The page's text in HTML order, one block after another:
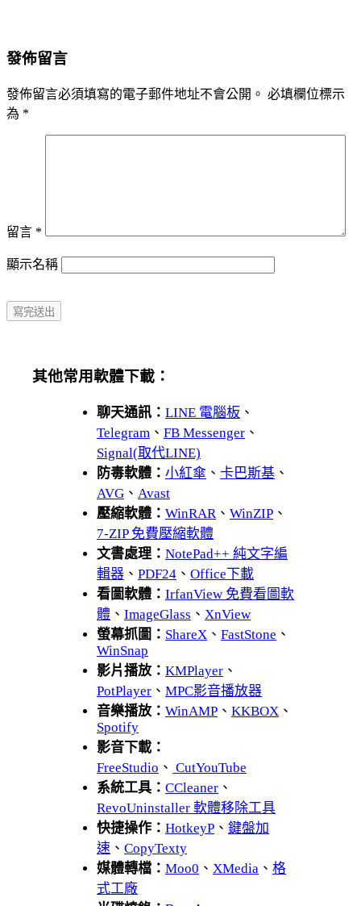
發佈留言
發佈留言必須填寫的電子郵件地址不會公開。 必填欄位標示
為 *
留言 *
顯示名稱
其他常用軟體下載：
聊天通訊： LINE 電腦板 、
Telegram 、 FB Messenger 、
Signal(取代LINE)
防毒軟體： 小紅傘 、 卡巴斯基 、
AVG 、 Avast
壓縮軟體： WinRAR、 WinZIP 、
7-ZIP 免費壓縮軟體
文書處理： NotePad++ 純文字編
輯器 、 PDF24 、 Office下載
看圖軟體： IrfanView 免費看圖軟
體 、 ImageGlass 、 XnView
螢幕抓圖： ShareX 、 FastStone 、
WinSnap
影片播放： KMPlayer 、
PotPlayer 、 MPC影音播放器
音樂播放： WinAMP 、 KKBOX 、
Spotify
影音下載：
FreeStudio 、 CutYouTube
系統工具： CCleaner 、
RevoUninstaller 軟體移除工具
快捷操作： HotkeyP 、 鍵盤加
速 、 CopyTexty
媒體轉檔： Moo0 、 XMedia 、 格
式工廠